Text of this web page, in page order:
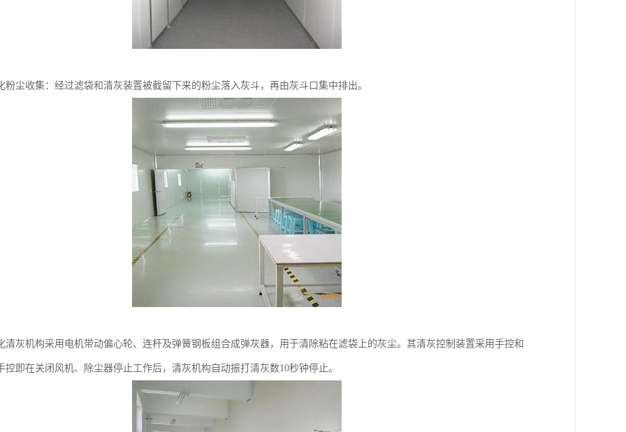
粉尘收集：经过滤袋和清灰装置被截留下来的粉尘落入灰斗，再由灰斗口集中排出。
清灰机构采用电机带动偏心轮、连杆及弹簧钢板组合成弹灰器，用于清除粘在滤袋上的灰尘。其清灰控制装置采用手控和
控即在关闭风机、除尘器停止工作后，清灰机构自动振打清灰数10秒钟停止。